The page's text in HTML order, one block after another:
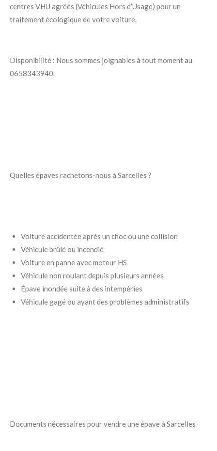
centres VHU agréés (Véhicules Hors d’Usage) pour un
traitement écologique de votre voiture.
Disponibilité : Nous sommes joignables à tout moment au
0658343940.
Quelles épaves rachetons-nous à Sarcelles ?
Voiture accidentée après un choc ou une collision
Véhicule brûlé ou incendié
Voiture en panne avec moteur HS
Véhicule non roulant depuis plusieurs années
Épave inondée suite à des intempéries
Véhicule gagé ou ayant des problèmes administratifs
Documents nécessaires pour vendre une épave à Sarcelles